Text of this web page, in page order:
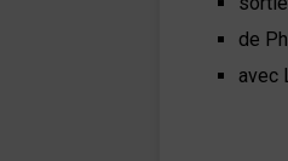
de
avec